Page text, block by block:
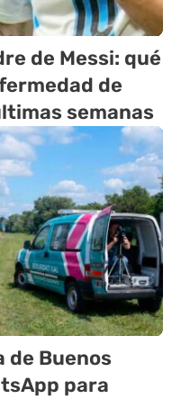
de Messi: qué
de
semanas
de Buenos
para